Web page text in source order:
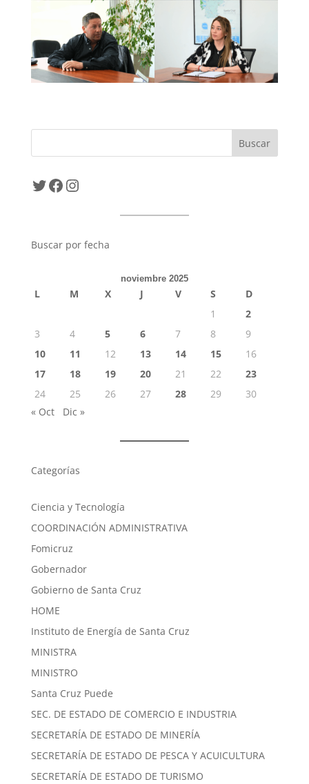
Twitter
Facebook
Instagram
Buscar por fecha
noviembre 2025
L M X J V S
D
1
2
3
4 5 6 7 8
9
10
11 12 13 14 15
16
17
18 19 20 21 22
23
24
25 26 27 28 29
30
« Oct
Dic »
Categorías
Ciencia y Tecnología
COORDINACIÓN ADMINISTRATIVA
Fomicruz
Gobernador
Gobierno de Santa Cruz
HOME
Instituto de Energía de Santa Cruz
MINISTRA
MINISTRO
Santa Cruz Puede
SEC. DE ESTADO DE COMERCIO E INDUSTRIA
SECRETARÍA DE ESTADO DE MINERÍA
SECRETARÍA DE ESTADO DE PESCA Y ACUICULTURA
SECRETARÍA DE ESTADO DE TURISMO